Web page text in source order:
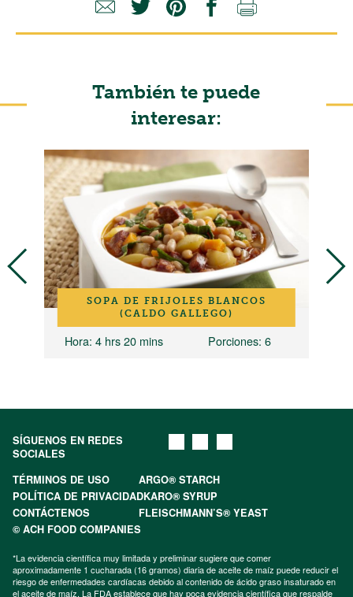
También te puede
interesar:
SOPA DE FRIJOLES BLANCOS
(CALDO GALLEGO)
Hora: 4 hrs 20 mins Porciones: 6
SÍGUENOS EN REDES
SOCIALES
TÉRMINOS DE USO
ARGO® STARCH
POLÍTICA DE PRIVACIDADKARO® SYRUP
CONTÁCTENOS
FLEISCHMANN’S® YEAST
© ACH FOOD COMPANIES
*La evidencia científica muy limitada y preliminar sugiere que comer
aproximadamente 1 cucharada (16 gramos) diaria de aceite de maíz puede reducir el
riesgo de enfermedades cardíacas debido al contenido de ácido graso insaturado en
el aceite de maíz. La FDA establece que hay poca evidencia científica que respalde